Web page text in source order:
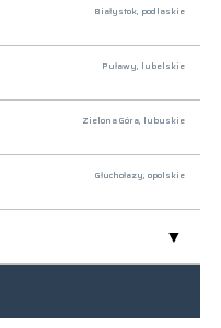
Białystok, podlaskie
Puławy, lubelskie
Zielona Góra, lubuskie
Głuchołazy, opolskie